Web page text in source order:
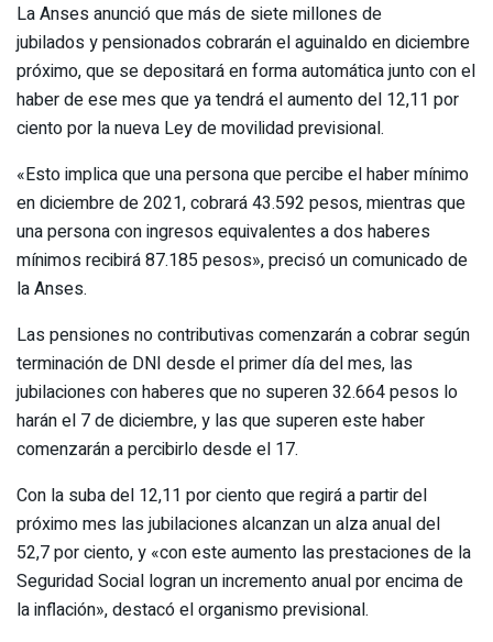
La Anses anunció que más de siete millones de
jubilados y pensionados cobrarán el aguinaldo en diciembre
próximo, que se depositará en forma automática junto con el
haber de ese mes que ya tendrá el aumento del 12,11 por
ciento por la nueva Ley de movilidad previsional.
«Esto implica que una persona que percibe el haber mínimo
en diciembre de 2021, cobrará 43.592 pesos, mientras que
una persona con ingresos equivalentes a dos haberes
mínimos recibirá 87.185 pesos», precisó un comunicado de
la Anses.
Las pensiones no contributivas comenzarán a cobrar según
terminación de DNI desde el primer día del mes, las
jubilaciones con haberes que no superen 32.664 pesos lo
harán el 7 de diciembre, y las que superen este haber
comenzarán a percibirlo desde el 17.
Con la suba del 12,11 por ciento que regirá a partir del
próximo mes las jubilaciones alcanzan un alza anual del
52,7 por ciento, y «con este aumento las prestaciones de la
Seguridad Social logran un incremento anual por encima de
la inflación», destacó el organismo previsional.